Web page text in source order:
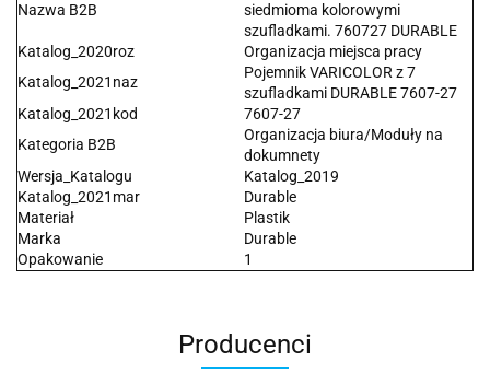
Nazwa B2B
siedmioma kolorowymi
szufladkami. 760727 DURABLE
Katalog_2020roz
Organizacja miejsca pracy
Katalog_2021naz
Pojemnik VARICOLOR z 7
szufladkami DURABLE 7607-27
Katalog_2021kod
7607-27
Kategoria B2B
Organizacja biura/Moduły na
dokumnety
Wersja_Katalogu
Katalog_2019
Katalog_2021mar
Durable
Materiał
Plastik
Marka
Durable
Opakowanie
1
Producenci